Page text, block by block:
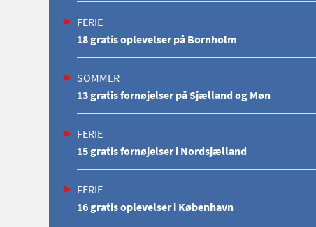
FERIE
18 gratis oplevelser på Bornholm
SOMMER
13 gratis fornøjelser på Sjælland og Møn
FERIE
15 gratis fornøjelser i Nordsjælland
FERIE
16 gratis oplevelser i København